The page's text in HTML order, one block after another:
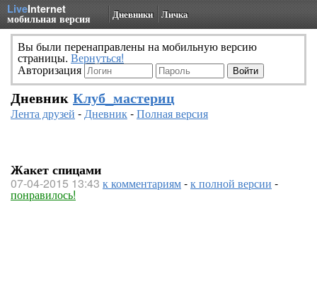
LiveInternet
мобильная версия Дневники Личка
Вы были перенаправлены на мобильную версию
страницы. Вернуться!
Авторизация
Дневник Клуб_мастериц
Лента друзей -Дневник-Полная версия
Жакет спицами
07-04-2015 13:43 к комментариям-к полной версии -
понравилось!